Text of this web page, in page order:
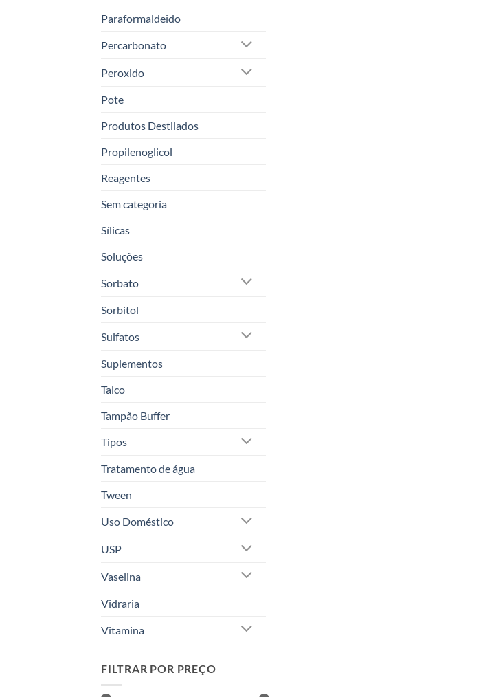
Paraformaldeido
Percarbonato
Peroxido
Pote
Produtos Destilados
Propilenoglicol
Reagentes
Sem categoria
Sílicas
Soluções
Sorbato
Sorbitol
Sulfatos
Suplementos
Talco
Tampão Buffer
Tipos
Tratamento de água
Tween
Uso Doméstico
USP
Vaselina
Vidraria
Vitamina
FILTRAR POR PREÇO